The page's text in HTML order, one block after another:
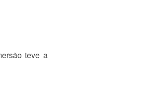
teve a